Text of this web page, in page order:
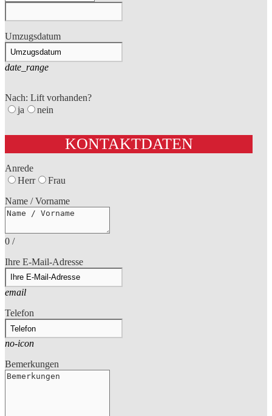
Umzugsdatum
date_range
Nach: Lift vorhanden?
ja
nein
KONTAKTDATEN
Anrede
Herr
Frau
Name / Vorname
0 /
Ihre E-Mail-Adresse
email
Telefon
no-icon
Bemerkungen